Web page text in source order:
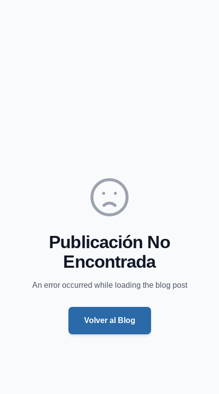
Publicación No
Encontrada
An error occurred while loading the blog post
Volver al Blog